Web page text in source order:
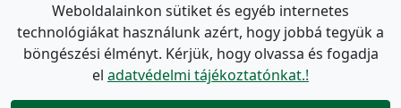
For the English Newsletter, clickHERE.
Weboldalainkon sütiket és egyéb internetes
technológiákat használunk azért, hogy jobbá tegyük a
böngészési élményt. Kérjük, hogy olvassa és fogadja
el adatvédelmi tájékoztatónkat.!